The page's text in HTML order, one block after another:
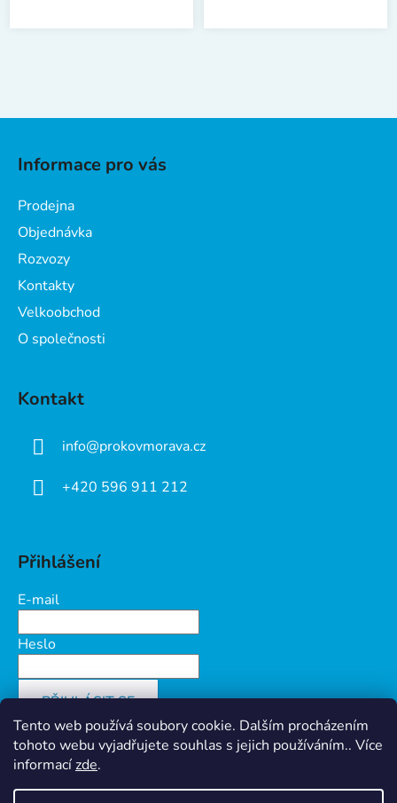
Tento web používá soubory cookie. Dalším procházením
tohoto webu vyjadřujete souhlas s jejich používáním.. Více
informacízde.
Informace pro vás
Prodejna
Objednávka
Rozvozy
Kontakty
Velkoobchod
O společnosti
Kontakt
info@prokovmorava.cz
+420 596 911 212
Přihlášení
E-mail
Heslo
PŘIHLÁSIT SE
Nová registraceZapomenuté heslo